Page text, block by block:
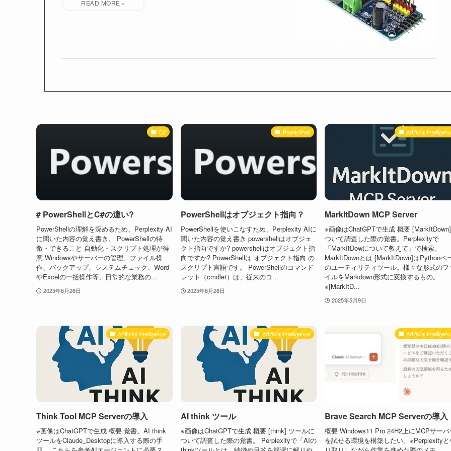
C#
# PowerShellとC#の違い?
PowerShellの理解を深めるため、Perplexity AI
に聞いた内容の覚え書き。 PowerShellの特
徴・できること 自動化・スクリプト処理が得
意 Windowsやサーバーの管理、ファイル操
作、バックアップ、システムチェック、Word
やExcelの一括操作等、日常的な業務の...
2025年6月28日
PowerShell
PowerShellはオブジェクト指向？
PowerShellを使いこなすため、Perplexity AIに
聞いた内容の覚え書き powershellはオブジェ
クト指向ですか? powershellはオブジェクト指
向ですか? PowerShellは オブジェクト指向 の
スクリプト言語です。 PowerShellのコマンド
レット（cmdlet）は、従来のコ...
2025年6月28日
Artificial
MarkItDown MCP Server
※画像はChatGPTで生成 概要
ついて調査した際の覚書。Perplexityで
「MarkItDowについて教えて」で検索。
MarkItDownとは [MarkItDown]はPythonベ
のユーティリティツール。様々な形式のフ
イルをMarkdown形式に変換するもの。
※[MarkItD...
2025年5月9日
Artificial Intelligence
Think Tool MCP Serverの導入
※画像はChatGPTで生成 概要 覚書。AI think
ツールをClaude_Desktopに導入する際の手
Artificial Intelligence
AI think ツール
※画像はChatGPTで生成 概要 [think] ツールに
ついて調査した際の覚書。 Perplexityで「AIの
Artificial
Brave Search MCP Serverの導入
概要 Windows11 Pro 24H2上にMCPサー
を試せる環境を構築したい。※Perplexity